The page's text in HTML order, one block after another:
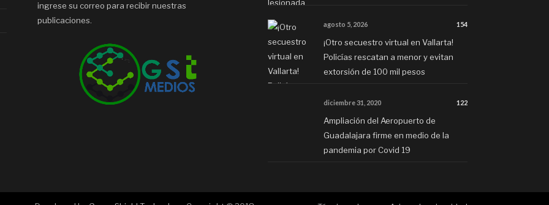
ingrese su correo para recibir nuestras
publicaciones.
agosto 5, 2026 154
¡Otro secuestro virtual en Vallarta!
Policías rescatan a menor y evitan
extorsión de 100 mil pesos
diciembre 31, 2020 122
Ampliación del Aeropuerto de
Guadalajara firme en medio de la
pandemia por Covid 19